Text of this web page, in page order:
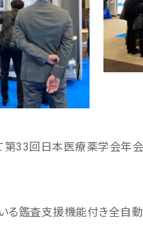
第33回日本医療薬学会
る鑑査支援機能付き全自